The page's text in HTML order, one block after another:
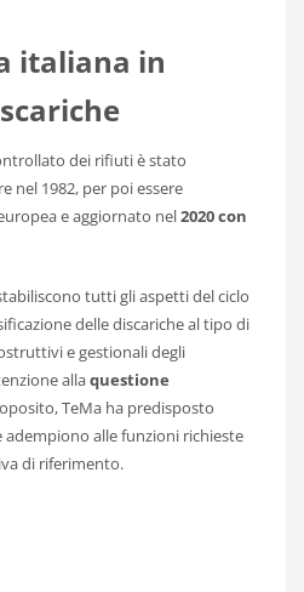
italiana in
dei rifiuti è stato
nel 1982, per poi essere
e aggiornato nel2020 con
tutti gli aspetti del ciclo
delle discariche al tipo di
e gestionali degli
allaquestione
TeMa ha predisposto
alle funzioni richieste
di riferimento.